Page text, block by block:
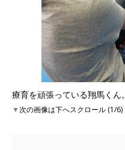
療育を頑張っている翔馬くん。
▼次の画像は下へスクロール (1/6)